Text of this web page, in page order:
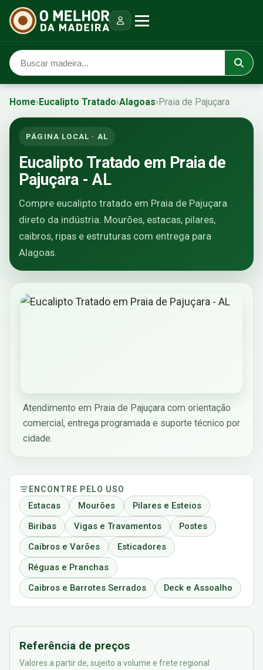
Home›Eucalipto Tratado›Alagoas›Praia de Pajuçara
PÁGINA LOCAL · AL
Eucalipto Tratado em Praia de
Pajuçara - AL
Compre eucalipto tratado em Praia de Pajuçara
direto da indústria. Mourões, estacas, pilares,
caibros, ripas e estruturas com entrega para
Alagoas.
Atendimento em Praia de Pajuçara com orientação
comercial, entrega programada e suporte técnico por
cidade.
ENCONTRE PELO USO
Estacas Mourões
Pilares e Esteios
Biribas
Vigas e Travamentos
Postes
Caibros e Varões
Esticadores
Réguas e Pranchas
Caibros e Barrotes Serrados
Deck e Assoalho
Referência de preços
Valores a partir de, sujeito a volume e frete regional